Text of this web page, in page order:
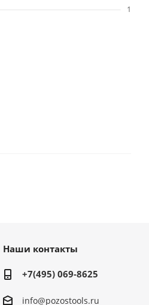
1
Наши контакты
+7(495) 069-8625
info@pozostools.ru